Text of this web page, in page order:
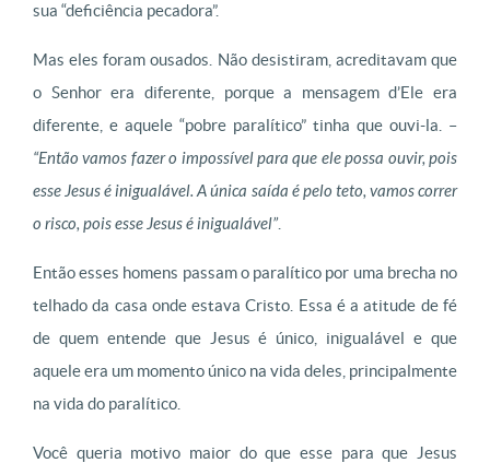
sua “deficiência pecadora”.
Mas eles foram ousados. Não desistiram, acreditavam que
o Senhor era diferente, porque a mensagem d’Ele era
diferente, e aquele “pobre paralítico” tinha que ouvi-la. –
“Então vamos fazer o impossível para que ele possa ouvir, pois
esse Jesus é inigualável. A única saída é pelo teto, vamos correr
o risco, pois esse Jesus é inigualável”.
Então esses homens passam o paralítico por uma brecha no
telhado da casa onde estava Cristo. Essa é a atitude de fé
de quem entende que Jesus é único, inigualável e que
aquele era um momento único na vida deles, principalmente
na vida do paralítico.
Você queria motivo maior do que esse para que Jesus